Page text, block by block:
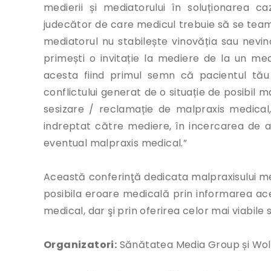
medierii și mediatorului în soluționarea
judecător de care medicul trebuie să se
mediatorul nu stabilește vinovăția sau
primești o invitație la mediere de la un
acesta fiind primul semn că pacientul
conflictului generat de o situație de posibil
sesizare / reclamație de malpraxis
indreptat către mediere, în incercarea de
eventual malpraxis medical.”
Această conferinţă dedicata malpraxisului
posibila eroare medicală prin informarea
medical, dar şi prin oferirea celor mai viabile
Organizatori: Sănătatea Media Group și